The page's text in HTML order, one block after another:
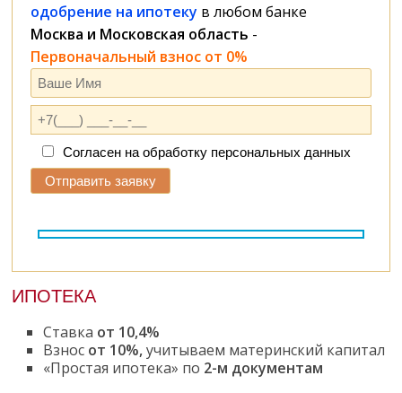
одобрение на ипотеку в любом банке
Москва и Московская область -
Первоначальный взнос от 0%
Согласен на обработку персональных данных
ИПОТЕКА
Ставка от 10,4%
Взнос от 10%,учитываем материнский капитал
«Простая ипотека» по 2-м документам